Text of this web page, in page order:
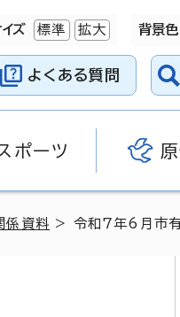
ズ 標準 拡大 背景色
よくある質問
ポーツ
資料 > 令和7年6月市